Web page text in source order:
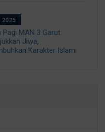
2025
Pagi MAN 3 Garut:
Jiwa,
Karakter Islami